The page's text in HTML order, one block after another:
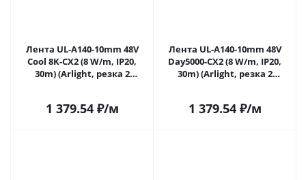
Лента UL-A140-10mm 48V
Cool 8K-CX2 (8 W/m, IP20,
30m) (Arlight, резка 2
1 379.54₽/м
Лента UL-A140-10mm 48V
Day5000-CX2 (8 W/m, IP20,
30m) (Arlight, резка 2
1 379.54₽/м